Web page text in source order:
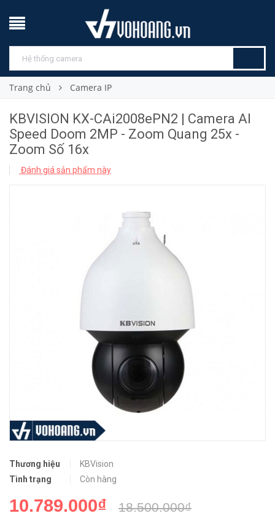
Trang chủ Camera IP
KBVISION KX-CAi2008ePN2 | Camera AI
Speed Doom 2MP - Zoom Quang 25x -
Zoom Số 16x
Đánh giá sản phẩm này
Thương hiệu
KBVision
Tình trạng
Còn hàng
10.789.000₫ 18.500.000₫